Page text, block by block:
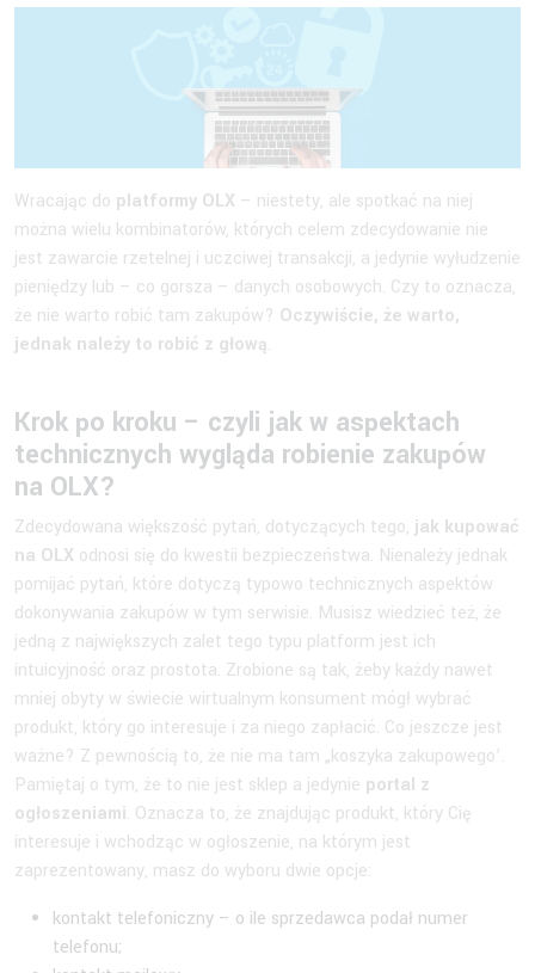
Wracając do platformy OLX – niestety, ale spotkać na niej
można wielu kombinatorów, których celem zdecydowanie nie
jest zawarcie rzetelnej i uczciwej transakcji, a jedynie wyłudzenie
pieniędzy lub – co gorsza – danych osobowych. Czy to oznacza,
że nie warto robić tam zakupów? Oczywiście, że warto,
jednak należy to robić z głową.
Krok po kroku – czyli jak w aspektach
technicznych wygląda robienie zakupów
na OLX?
Zdecydowana większość pytań, dotyczących tego, jak kupować
na OLX odnosi się do kwestii bezpieczeństwa. Nienależy jednak
pomijać pytań, które dotyczą typowo technicznych aspektów
dokonywania zakupów w tym serwisie. Musisz wiedzieć też, że
jedną z największych zalet tego typu platform jest ich
intuicyjność oraz prostota. Zrobione są tak, żeby każdy nawet
mniej obyty w świecie wirtualnym konsument mógł wybrać
produkt, który go interesuje i za niego zapłacić. Co jeszcze jest
ważne? Z pewnością to, że nie ma tam „koszyka zakupowego’.
Pamiętaj o tym, że to nie jest sklep a jedynie portal z
ogłoszeniami. Oznacza to, że znajdując produkt, który Cię
interesuje i wchodząc w ogłoszenie, na którym jest
zaprezentowany, masz do wyboru dwie opcje:
kontakt telefoniczny – o ile sprzedawca podał numer
telefonu;